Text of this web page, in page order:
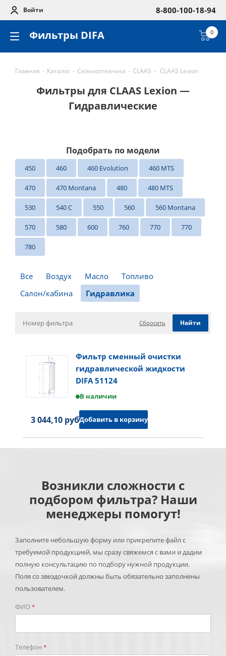
Войти 8-800-100-18-94
Фильтры DIFA 0
Главная - Каталог - Сельхозтехника - CLAAS - CLAAS Lexion
Фильтры для CLAAS Lexion —
Гидравлические
Подобрать по модели
450 460 460 Evolution 460 MTS
470 470 Montana 480 480 MTS
530 540 C 550 560 560 Montana
570 580 600 760 770 770
780
Все Воздух Масло
Топливо
Салон/кабина
Гидравлика
Сбросить
Фильтр сменный очистки
гидравлической жидкости
DIFA 51124
В наличии
3 044,10 руб.Добавить в корзину
Возникли сложности с
подбором фильтра? Наши
менеджеры помогут!
Заполните небольшую форму или прикрепите файл с
требуемой продукцией, мы сразу свяжемся с вами и дадим
полную консультацию по подбору нужной продукции.
Поля со звездочкой должны быть обязательно заполнены
пользователем.
ФИО*
Телефон *